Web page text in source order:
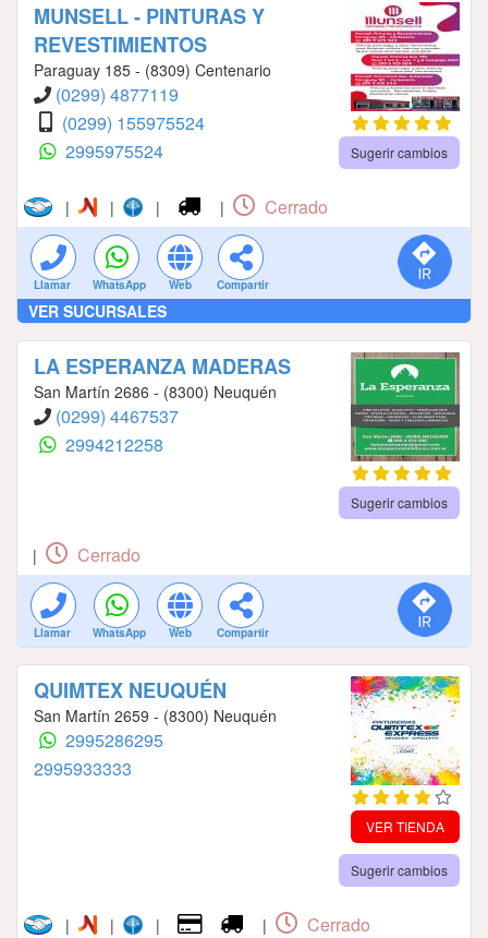
MUNSELL - PINTURAS Y
REVESTIMIENTOS
Paraguay 185 - (8309) Centenario
(0299) 4877119
(0299) 155975524
2995975524
Sugerir cambios
| | | | Cerrado
Llamar WhatsApp Web Compartir
VER SUCURSALES
LA ESPERANZA MADERAS
San Martín 2686 - (8300) Neuquén
(0299) 4467537
2994212258
Sugerir cambios
| Cerrado
Llamar WhatsApp Web Compartir
QUIMTEX NEUQUÉN
San Martín 2659 - (8300) Neuquén
2995286295
2995933333
VER TIENDA
Sugerir cambios
| | | | Cerrado